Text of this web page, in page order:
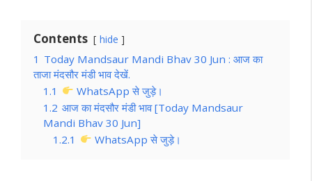
Contents hide
1 Today Mandsaur Mandi B­hav 30 Jun : आज का
ताजा मंदसौर मंडी भाव देखें.
1.1
WhatsApp से जुड़े।
1.2 आज का मंदसौर मंडी भाव [Today Mandsaur
Mandi B­hav 30 Jun]
1.2.1
WhatsApp से जुड़े।